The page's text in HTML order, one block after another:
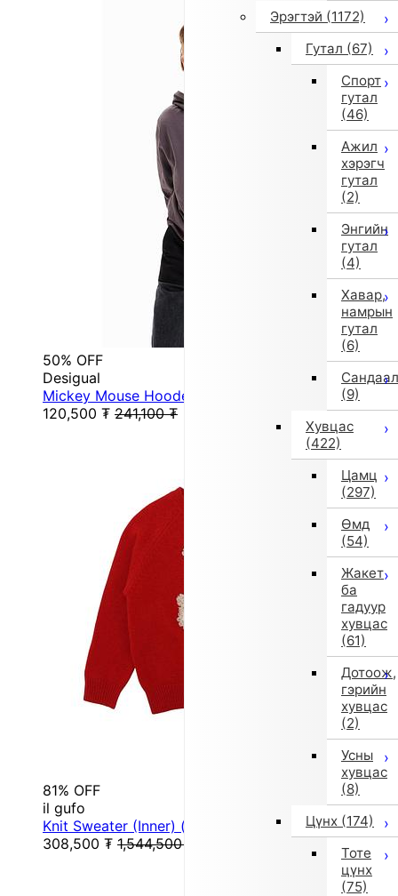
Эрэгтэй (1172)
Гутал (67)
Спорт
гутал
(46)
Ажил
хэрэгч
гутал
(2)
Энгийн
гутал
(4)
Хавар,
намрын
гутал
(6)
Сандаал
(9)
Хувцас
(422)
Цамц
(297)
Өмд
(54)
Жакет
ба
гадуур
хувцас
(61)
Дотоож,
гэрийн
хувцас
(2)
Усны
хувцас
(8)
Цүнх (174)
Тоте
цүнх
(75)
50% OFF
Desigual
Mickey Mouse Hooded T-Shirt (Gray/Black)
120,500 ₮ 241,100 ₮
81% OFF
il gufo
Knit Sweater (Inner) (Red)
308,500 ₮ 1,544,500